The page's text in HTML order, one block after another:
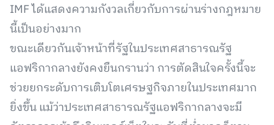
IMF ได้แสดงความกังวลเกี่ยวกับการผ่านร่างกฎหมาย
นี้เป็นอย่างมาก
ขณะเดียวกันเจ้าหน้าที่รัฐในประเทศสาธารณรัฐ
แอฟริกากลางยังคงยืนกรานว่า การตัดสินใจครั้งนี้จะ
ช่วยยกระดับการเติบโตเศรษฐกิจภายในประเทศมาก
ยิ่งขึ้น แม้ว่าประเทศสาธารณรัฐแอฟริกากลางจะมี